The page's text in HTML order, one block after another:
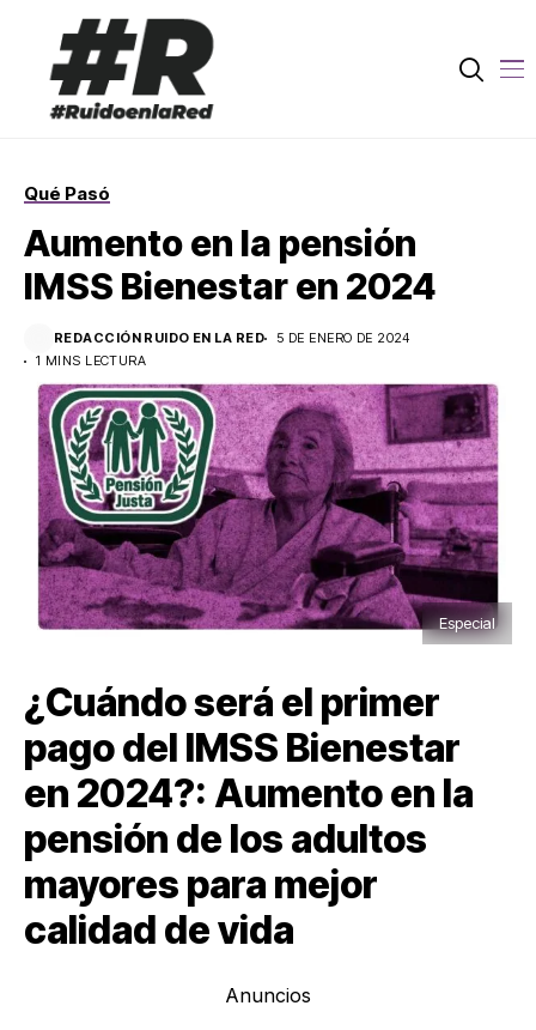
Qué Pasó
Aumento en la pensión
IMSS Bienestar en 2024
REDACCIÓN RUIDO EN LA RED
5 DE ENERO DE 2024
1 MINS LECTURA
Especial
¿Cuándo será el primer
pago del IMSS Bienestar
en 2024?: Aumento en la
pensión de los adultos
mayores para mejor
calidad de vida
Anuncios